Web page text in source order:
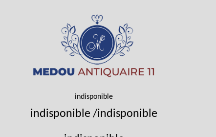
indisponible
indisponible /indisponible